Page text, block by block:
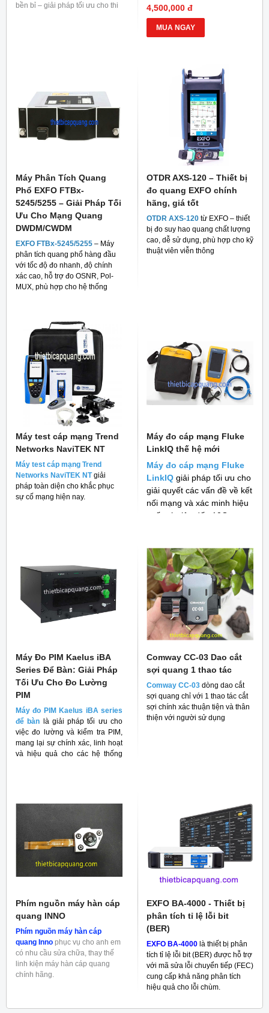
bền bỉ – giải pháp tối ưu cho thi
4,500,000 đ
MUA NGAY
Máy Phân Tích Quang
Phổ EXFO FTBx-
5245/5255 – Giải Pháp Tối
Ưu Cho Mạng Quang
DWDM/CWDM
EXFO FTBx-5245/5255 – Máy
phân tích quang phổ hàng đầu
với tốc độ đo nhanh, độ chính
xác cao, hỗ trợ đo OSNR, Pol-
MUX, phù hợp cho hệ thống
OTDR AXS-120 – Thiết bị
đo quang EXFO chính
hãng, giá tốt
OTDR AXS-120 từ EXFO – thiết
bị đo suy hao quang chất lượng
cao, dễ sử dụng, phù hợp cho kỹ
thuật viên viễn thông
Máy test cáp mạng Trend
Networks NaviTEK NT
Máy test cáp mạng Trend
Networks NaviTEK NT giải
pháp toàn diện cho khắc phục
sự cố mạng hiện nay.
Máy đo cáp mạng Fluke
LinkIQ thế hệ mới
Máy đo cáp mạng Fluke
LinkIQ giải pháp tối ưu cho
giải quyết các vấn đề về kết
nối mạng và xác minh hiệu
suất cáp lên đến 10G
Máy Đo PIM Kaelus iBA
Series Để Bàn: Giải Pháp
Tối Ưu Cho Đo Lường
PIM
Máy đo PIM Kaelus iBA series
để bàn là giải pháp tối ưu cho
việc đo lường và kiểm tra PIM,
mang lại sự chính xác, linh hoạt
và hiệu quả cho các hệ thống
Comway CC-03 Dao cắt
sợi quang 1 thao tác
Comway CC-03 dòng dao cắt
sợi quang chỉ với 1 thao tác cắt
sợi chính xác thuận tiện và thân
thiện với người sử dụng
Phím nguồn máy hàn cáp
quang INNO
Phím nguồn máy hàn cáp
quang Inno phục vụ cho anh em
có nhu cầu sửa chữa, thay thế
linh kiện máy hàn cáp quang
chính hãng.
EXFO BA-4000 - Thiết bị
phân tích tỉ lệ lỗi bit
(BER)
EXFO BA-4000 là thiết bị phân
tích tỉ lệ lỗi bit (BER) được hỗ trợ
với mã sửa lỗi chuyển tiếp (FEC)
cung cấp khả năng phân tích
hiệu quả cho lỗi chùm.